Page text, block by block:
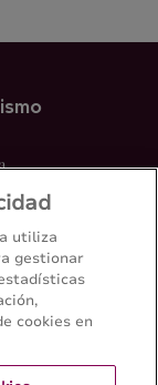
utiliza
gestionar
cookies en